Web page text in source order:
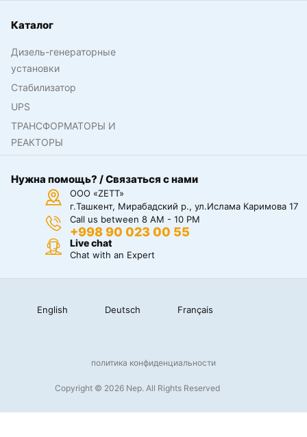
Каталог
Дизель-генераторные
установки
Стабилизатор
UPS
ТРАНСФОРМАТОРЫ И
РЕАКТОРЫ
Нужна помощь? / Связаться с нами
ООО «ZETT»
г.Ташкент, Мирабадский р., ул.Ислама Каримова 17
Call us between 8 AM - 10 PM
+998 90 023 00 55
Live chat
Chat with an Expert
English Deutsch Français
Copyright © 2026 Nep. All Rights Reserved
политика конфиденциальности